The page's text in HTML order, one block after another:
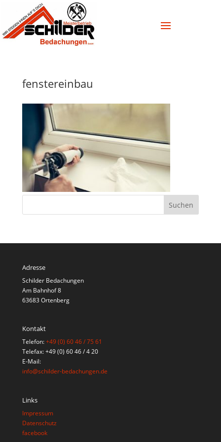
fenstereinbau
Adresse
Schilder Bedachungen
Am Bahnhof 8
63683 Ortenberg
Kontakt
Telefon:+49 (0) 60 46 / 75 61
Telefax: +49 (0) 60 46 / 4 20
E-Mail:
info@schilder-bedachungen.de
Links
Impressum
Datenschutz
facebook